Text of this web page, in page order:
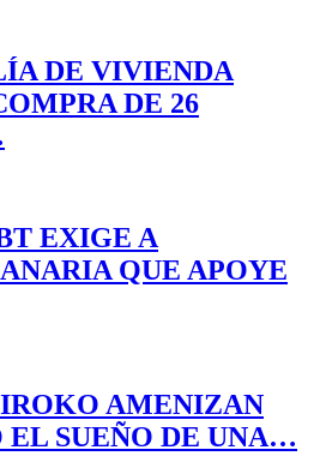
DE VIVIENDA
DE 26
EXIGE A
QUE APOYE
AMENIZAN
EL SUEÑO DE UNA…